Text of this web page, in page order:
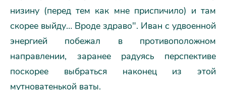
низину (перед тем как мне приспичило) и там
скорее выйду… Вроде здраво". Иван с удвоенной
энергией побежал в противоположном
направлении, заранее радуясь перспективе
поскорее выбраться наконец из этой
мутноватенькой ваты.